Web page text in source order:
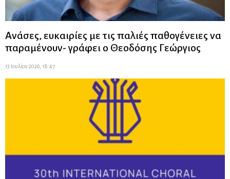
Ανάσες, ευκαιρίες με τις παλιές παθογένειες να
παραμένουν- γράφει ο Θεοδόσης Γεώργιος
13 Ιουλίου 2026, 18:47